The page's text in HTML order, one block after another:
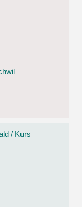
/ Kurs